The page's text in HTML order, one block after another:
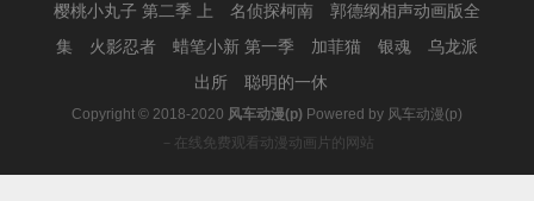
樱桃小丸子 第二季 上 名侦探柯南
郭德纲相声动画版全
集
火影忍者 蜡笔小新 第一季 加菲猫 银魂
乌龙派
出所
聪明的一休
Copyright © 2018-2020 风车动漫(p) Powered by 风车动漫(p)
－在线免费观看动漫动画片的网站